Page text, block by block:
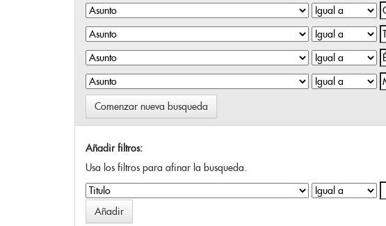
Comenzar nueva busqueda
Añadir filtros:
Usa los filtros para afinar la busqueda.